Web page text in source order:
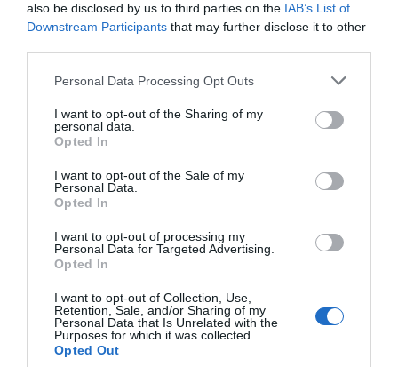
also be disclosed by us to third parties on the IAB’s List of
Downstream Participants that may further disclose it to other
Personal Data Processing Opt Outs
I want to opt-out of the Sharing of my
personal data.
Opted In
I want to opt-out of the Sale of my
Personal Data.
Opted In
I want to opt-out of processing my
Personal Data for Targeted Advertising.
Opted In
I want to opt-out of Collection, Use,
Retention, Sale, and/or Sharing of my
Personal Data that Is Unrelated with the
Purposes for which it was collected.
Opted Out
Posición
País
...
Sudán
Somalia
Ucrania
Sudán del Sur
Afganistán
Por otro lado, tal como se aprecia en esta
mundo son Afganistán, Yemen y Siria. Ucrania y
Rusia les acompañan enel top 10 de los países
más inseguros en 2023 debido al conflicto